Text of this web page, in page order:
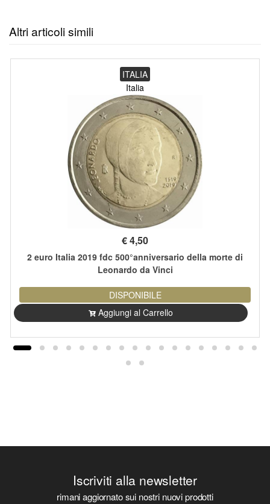
Altri articoli simili
ITALIA
Italia
€4,50
2 euro Italia 2019 fdc 500°anniversario della morte di
Leonardo da Vinci
DISPONIBILE
Aggiungi al Carrello
Iscriviti alla newsletter
rimani aggiornato sui nostri nuovi prodotti